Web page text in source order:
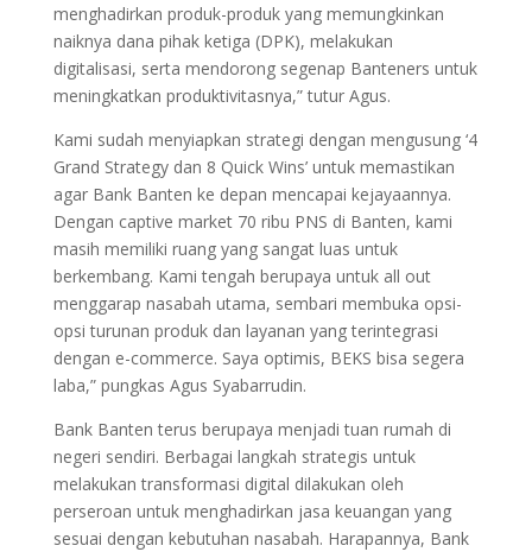
menghadirkan produk-produk yang memungkinkan
naiknya dana pihak ketiga (DPK), melakukan
digitalisasi, serta mendorong segenap Banteners untuk
meningkatkan produktivitasnya,” tutur Agus.
Kami sudah menyiapkan strategi dengan mengusung ‘4
Grand Strategy dan 8 Quick Wins’ untuk memastikan
agar Bank Banten ke depan mencapai kejayaannya.
Dengan captive market 70 ribu PNS di Banten, kami
masih memiliki ruang yang sangat luas untuk
berkembang. Kami tengah berupaya untuk all out
menggarap nasabah utama, sembari membuka opsi-
opsi turunan produk dan layanan yang terintegrasi
dengan e-commerce. Saya optimis, BEKS bisa segera
laba,” pungkas Agus Syabarrudin.
Bank Banten terus berupaya menjadi tuan rumah di
negeri sendiri. Berbagai langkah strategis untuk
melakukan transformasi digital dilakukan oleh
perseroan untuk menghadirkan jasa keuangan yang
sesuai dengan kebutuhan nasabah. Harapannya, Bank